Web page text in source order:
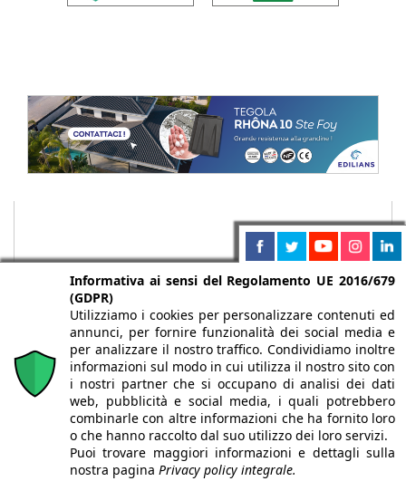
Chi siamo Autori Per la tua pubblicità
Iscriviti alla
newsletter
Informativa ai sensi del Regolamento UE 2016/679
(GDPR)
Utilizziamo i cookies per personalizzare contenuti ed
annunci, per fornire funzionalità dei social media e
per analizzare il nostro traffico. Condividiamo inoltre
informazioni sul modo in cui utilizza il nostro sito con
i nostri partner che si occupano di analisi dei dati
web, pubblicità e social media, i quali potrebbero
combinarle con altre informazioni che ha fornito loro
o che hanno raccolto dal suo utilizzo dei loro servizi.
Puoi trovare maggiori informazioni e dettagli sulla
nostra pagina Privacy policy integrale.